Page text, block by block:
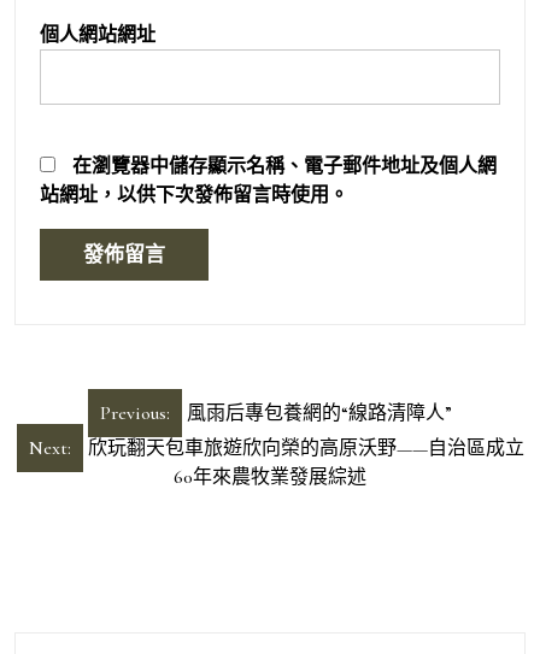
個人網站網址
在瀏覽器中儲存顯示名稱、電子郵件地址及個人網
站網址，以供下次發佈留言時使用。
章
導
Previous:
風雨后專包養網的“線路清障人”
Next:
欣玩翻天包車旅遊欣向榮的高原沃野——自治區成立
60年來農牧業發展綜述